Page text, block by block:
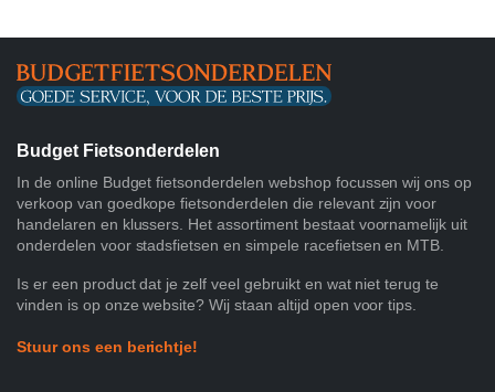
Budget Fietsonderdelen
In de online Budget fietsonderdelen webshop focussen wij ons op
verkoop van goedkope fietsonderdelen die relevant zijn voor
handelaren en klussers. Het assortiment bestaat voornamelijk uit
onderdelen voor stadsfietsen en simpele racefietsen en MTB.
Is er een product dat je zelf veel gebruikt en wat niet terug te
vinden is op onze website? Wij staan altijd open voor tips.
Stuur ons een berichtje!